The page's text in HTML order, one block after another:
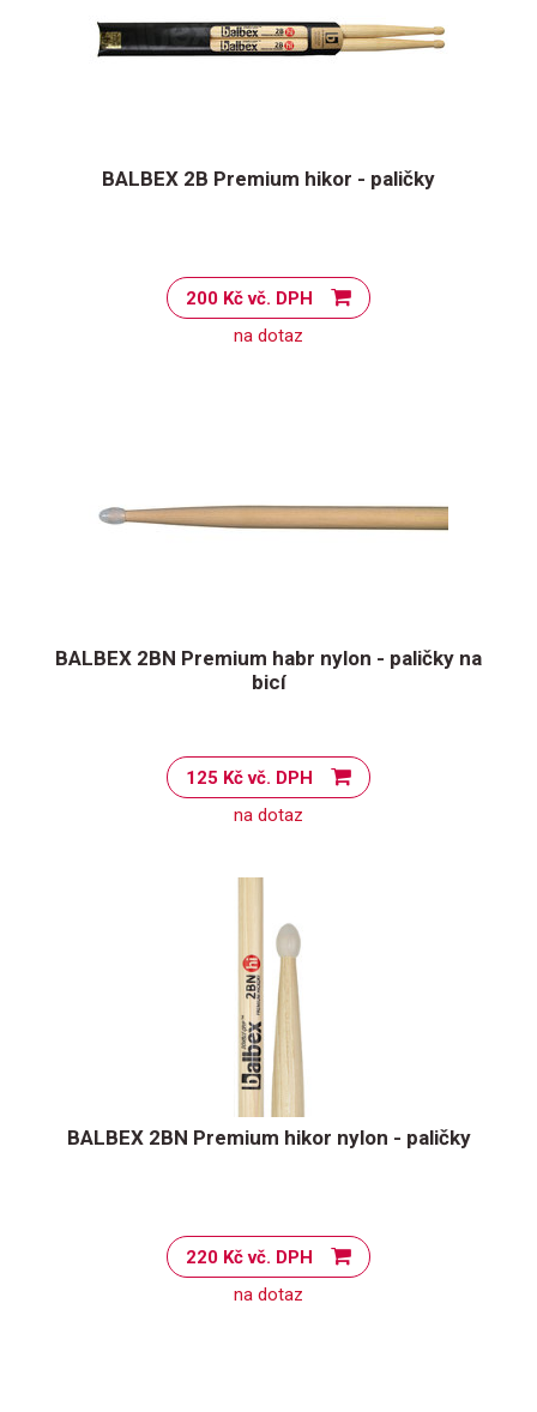
BALBEX 2B Premium hikor - paličky
200 Kč vč. DPH
na dotaz
BALBEX 2BN Premium habr nylon - paličky na
bicí
125 Kč vč. DPH
na dotaz
BALBEX 2BN Premium hikor nylon - paličky
220 Kč vč. DPH
na dotaz